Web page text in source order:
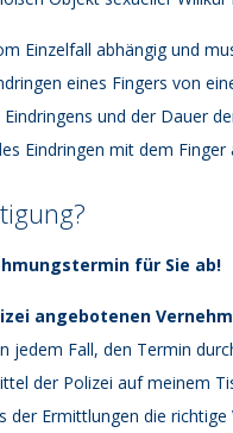
Einzelfall abhängig und
eines Fingers von
und der Dauer
Eindringen mit dem Finger
für Sie ab!
angebotenen
jedem Fall, den Termin
der Polizei auf meinem
der Ermittlungen die